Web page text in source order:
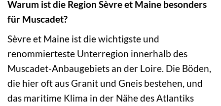
Warum ist die Region Sèvre et Maine besonders
für Muscadet?
Sèvre et Maine ist die wichtigste und
renommierteste Unterregion innerhalb des
Muscadet-Anbaugebiets an der Loire. Die Böden,
die hier oft aus Granit und Gneis bestehen, und
das maritime Klima in der Nähe des Atlantiks